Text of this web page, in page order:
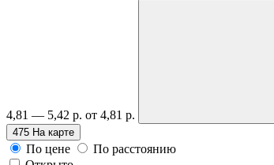
4,81 — 5,42 р. от 4,81 р.
475 На карте
По цене
По расстоянию